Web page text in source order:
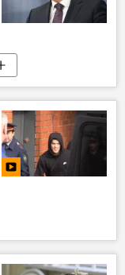
Административно-территориальная реформа: оптимизация или дискриминация